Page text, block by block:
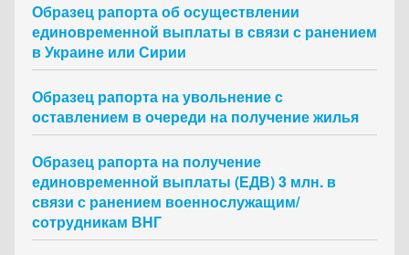
Образец рапорта об осуществлении
единовременной выплаты в связи с ранением
в Украине или Сирии
Образец рапорта на увольнение с
оставлением в очереди на получение жилья
Образец рапорта на получение
единовременной выплаты (ЕДВ) 3 млн. в
связи с ранением военнослужащим/
сотрудникам ВНГ